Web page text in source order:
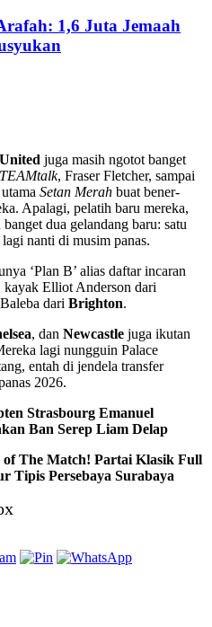
1,6 Juta Jemaah
juga masih ngotot banget
TEAMtalk, Fraser Fletcher, sampai
Setan Merah buat bener-
Apalagi, pelatih baru mereka,
dua gelandang baru: satu
nanti di musim panas.
‘Plan B’ alias daftar incaran
Elliot Anderson dari
dari Brighton.
, dan Newcastle juga ikutan
lagi nungguin Palace
entah di jendela transfer
2026.
Strasbourg Emanuel
Ban Serep Liam Delap
The Match! Partai Klasik Full
Tipis Persebaya Surabaya